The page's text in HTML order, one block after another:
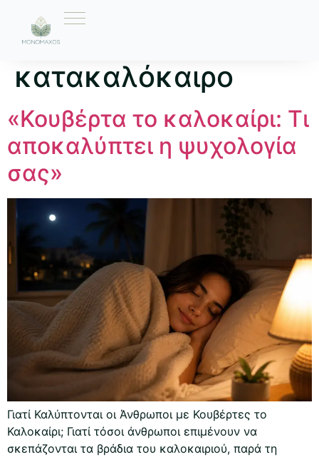
Ετικέτα:
κατακαλόκαιρο
«Κουβέρτα το καλοκαίρι: Τι
αποκαλύπτει η ψυχολογία
σας»
Γιατί Καλύπτονται οι Άνθρωποι με Κουβέρτες το
Καλοκαίρι; Γιατί τόσοι άνθρωποι επιμένουν να
σκεπάζονται τα βράδια του καλοκαιριού, παρά τη